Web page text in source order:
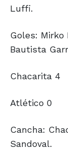
Luffi.
Goles: Mirko
Bautista
Chacarita 4
Atlético 0
Cancha:
Sandoval.